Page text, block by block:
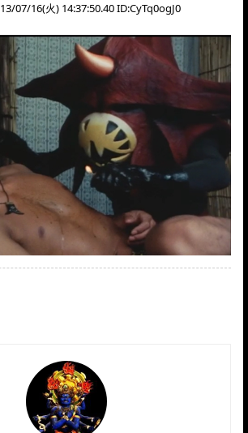
07/16(火) 14:37:50.40 ID:CyTq0ogJ0